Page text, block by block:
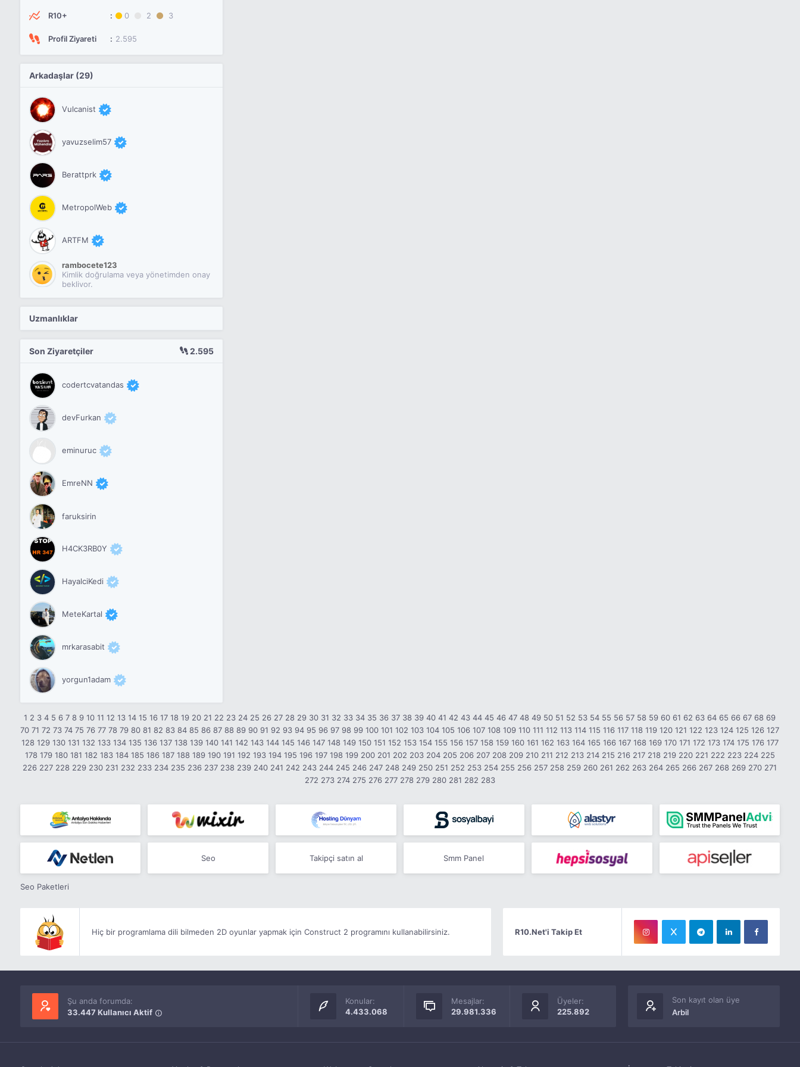
R10+ 0 2 3
Profil Ziyareti 2.595
Arkadaşlar (29)
Vulcanist
yavuzselim57
Berattprk
MetropolWeb
ARTFM
rambocete123
Kimlik doğrulama veya yönetimden onay
bekliyor.
Uzmanlıklar
Son Ziyaretçiler 2.595
codertcvatandas
devFurkan
eminuruc
EmreNN
faruksirin
H4CK3RB0Y
HayalciKedi
MeteKartal
mrkarasabit
yorgun1adam
1 2 3 4 5 6 7 8 9 10 11 12 13 14 15 16 17 18 19 20 21 22 23 24 25 26 27 28 29 30 31 32 33 34 35 36 37 38 39 40 41 42 43 44 45 46 47 48 49 50 51 52 53 54 55 56 57 58 59 60 61 62 63 64 65 66 67 68 69
70 71 72 73 74 75 76 77 78 79 80 81 82 83 84 85 86 87 88 89 90 91 92 93 94 95 96 97 98 99 100 101 102 103 104 105 106 107 108 109 110 111 112 113 114 115 116 117 118 119 120 121 122 123 124 125 126 127
128 129 130 131 132 133 134 135 136 137 138 139 140 141 142 143 144 145 146 147 148 149 150 151 152 153 154 155 156 157 158 159 160 161 162 163 164 165 166 167 168 169 170 171 172 173 174 175 176 177
178 179 180 181 182 183 184 185 186 187 188 189 190 191 192 193 194 195 196 197 198 199 200 201 202 203 204 205 206 207 208 209 210 211 212 213 214 215 216 217 218 219 220 221 222 223 224 225
226 227 228 229 230 231 232 233 234 235 236 237 238 239 240 241 242 243 244 245 246 247 248 249 250 251 252 253 254 255 256 257 258 259 260 261 262 263 264 265 266 267 268 269 270 271
272 273 274 275 276 277 278 279 280 281 282 283
Seo Takipçi satın al Smm Panel
Seo Paketleri
Hiç bir programlama dili bilmeden 2D oyunlar yapmak için Construct 2 programını kullanabilirsiniz. R10.Net'i Takip Et
Şu anda forumda:
33.447 Kullanıcı Aktif
Konular:
4.433.068
Mesajlar:
29.981.336
Üyeler:
225.892
Son kayıt olan üye
Arbil